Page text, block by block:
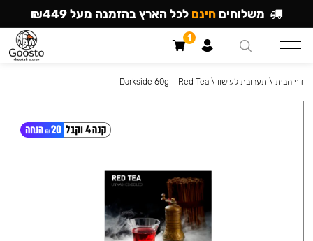
דף הבית \ תערובת לעישון \
Darkside 60g – Red Tea
משלוחים חינם לכל הארץ בהזמנה מעל ₪449
1